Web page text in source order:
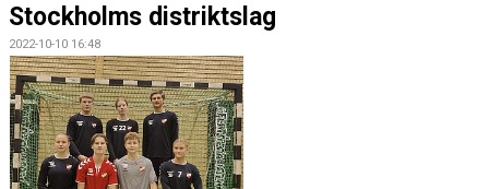
PARTNERS
MATCHER
KALENDER
KONTAKT LAG
Stockholms distriktslag
2022-10-10 16:48